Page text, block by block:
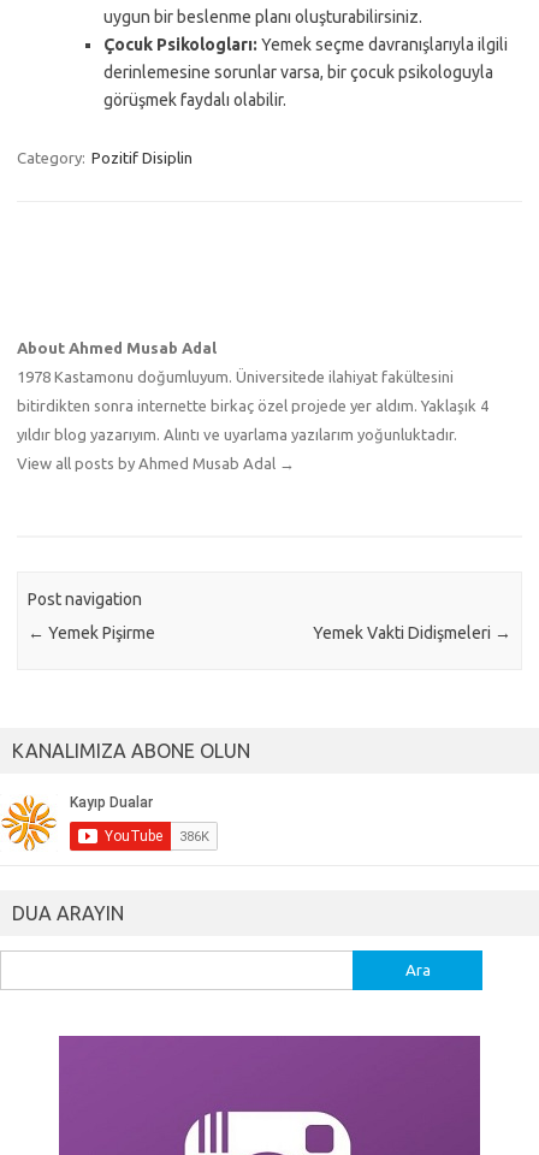
uygun bir beslenme planı oluşturabilirsiniz.
Çocuk Psikologları: Yemek seçme davranışlarıyla ilgili
derinlemesine sorunlar varsa, bir çocuk psikologuyla
görüşmek faydalı olabilir.
Category: Pozitif Disiplin
About Ahmed Musab Adal
1978 Kastamonu doğumluyum. Üniversitede ilahiyat fakültesini
bitirdikten sonra internette birkaç özel projede yer aldım. Yaklaşık 4
yıldır blog yazarıyım. Alıntı ve uyarlama yazılarım yoğunluktadır.
View all posts by Ahmed Musab Adal →
Post navigation
← Yemek Pişirme Yemek Vakti Didişmeleri →
KANALIMIZA ABONE OLUN
DUA ARAYIN